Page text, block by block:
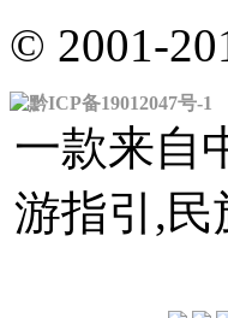
© 2001-
黔ICP备19012047号-1
一款来自
游指引,